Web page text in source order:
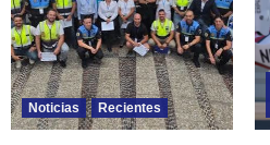
Noticias Recientes